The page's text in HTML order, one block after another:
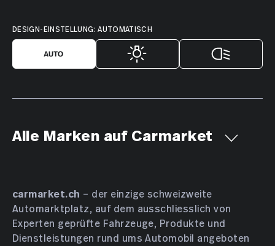
DESIGN-EINSTELLUNG: AUTOMATISCH
Alle Marken auf Carmarket
Aston Martin
Audi Bentley BMW
Bucher
Bugatti
BYD Cadillac Chevrolet
Chrysler
Citroën
Cupra Dacia Daewoo
Daihatsu
carmarket.ch – der einzige schweizweite
Automarktplatz, auf dem ausschliesslich von
Experten geprüfte Fahrzeuge, Produkte und
Dienstleistungen rund ums Automobil angeboten